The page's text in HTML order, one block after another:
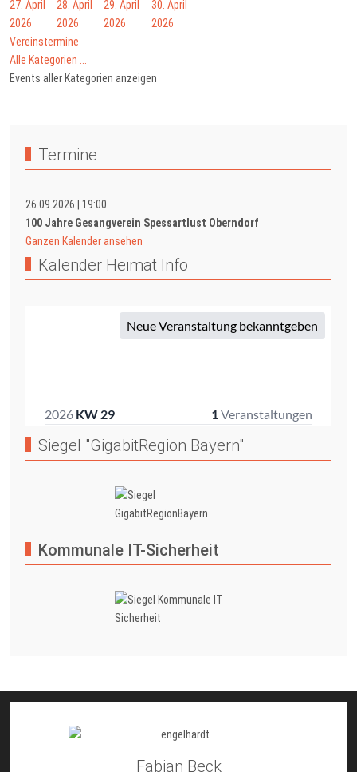
27. April
2026
28. April
2026
29. April
2026
30. April
2026
Vereinstermine
Alle Kategorien ...
Events aller Kategorien anzeigen
Termine
26.09.2026
19:00
100 Jahre Gesangverein Spessartlust Oberndorf
Ganzen Kalender ansehen
Kalender Heimat Info
Siegel "GigabitRegion Bayern"
Kommunale IT-Sicherheit
Fabian Beck